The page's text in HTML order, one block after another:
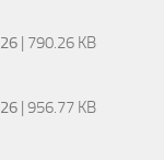
| 790.26 KB
| 956.77 KB